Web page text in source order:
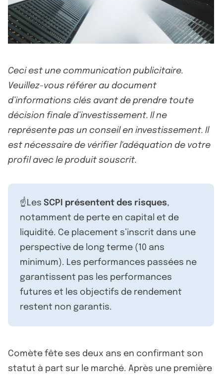
Ceci est une communication publicitaire.
Veuillez-vous référer au document
d’informations clés avant de prendre toute
décision finale d’investissement. Il ne
représente pas un conseil en investissement. Il
est nécessaire de vérifier l'adéquation de votre
profil avec le produit souscrit.
☝️Les SCPI présentent des risques,
notamment de perte en capital et de
liquidité. Ce placement s’inscrit dans une
perspective de long terme (10 ans
minimum). Les performances passées ne
garantissent pas les performances
futures et les objectifs de rendement
restent non garantis.
Comète fête ses deux ans en confirmant son
statut à part sur le marché. Après une première